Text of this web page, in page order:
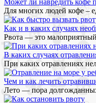
Может ли навредить кофе
Для многих людей кофе –
Как и в каких случаях
Рвота — это
В каких случаях
При каких отравлениях
Чем и как лечить
Лето — пора